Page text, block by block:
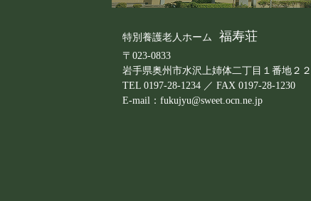
特別養護老人ホーム 福寿荘
〒023-0833
岩手県奥州市水沢上姉体二丁目１番地２２
TEL 0197-28-1234 ／ FAX 0197-28-1230
E-mail：fukujyu@sweet.ocn.ne.jp